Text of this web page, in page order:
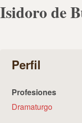
Isidoro de
Perfil
Profesiones
Dramaturgo